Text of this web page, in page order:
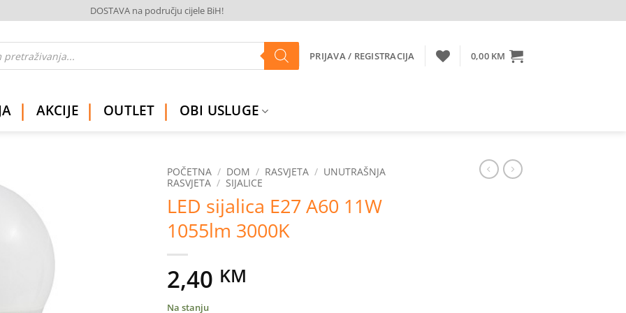
DOSTAVA na području cijele BiH!
PRIJAVA / REGISTRACIJA 0,00 KM
AKCIJE OUTLET OBI USLUGE
POČETNA / DOM / RASVJETA / UNUTRAŠNJA
RASVJETA / SIJALICE
LED sijalica E27 A60 11W
1055lm 3000K
2,40 KM
Na stanju